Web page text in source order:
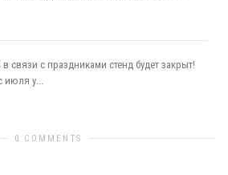
связи с праздниками стенд будет закрыт!
июля у...
0 COMMENTS